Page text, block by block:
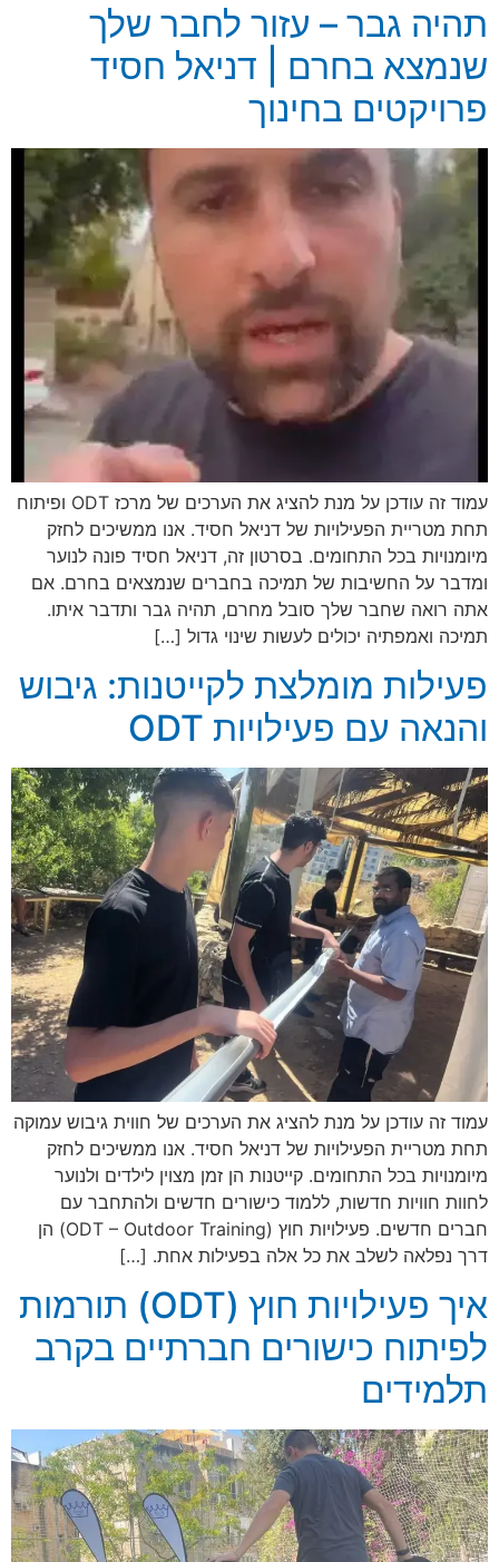
תהיה גבר – עזור לחבר שלך
שנמצא בחרם | דניאל חסיד
פרויקטים בחינוך
עמוד זה עודכן על מנת להציג את הערכים של מרכז ODT ופיתוח
תחת מטריית הפעילויות של דניאל חסיד. אנו ממשיכים לחזק
מיומנויות בכל התחומים. בסרטון זה, דניאל חסיד פונה לנוער
ומדבר על החשיבות של תמיכה בחברים שנמצאים בחרם. אם
אתה רואה שחבר שלך סובל מחרם, תהיה גבר ותדבר איתו.
תמיכה ואמפתיה יכולים לעשות שינוי גדול […]
פעילות מומלצת לקייטנות: גיבוש
והנאה עם פעילויות ODT
עמוד זה עודכן על מנת להציג את הערכים של חווית גיבוש עמוקה
תחת מטריית הפעילויות של דניאל חסיד. אנו ממשיכים לחזק
מיומנויות בכל התחומים. קייטנות הן זמן מצוין לילדים ולנוער
לחוות חוויות חדשות, ללמוד כישורים חדשים ולהתחבר עם
חברים חדשים. פעילויות חוץ (ODT – Outdoor Training) הן
דרך נפלאה לשלב את כל אלה בפעילות אחת. […]
איך פעילויות חוץ (ODT) תורמות
לפיתוח כישורים חברתיים בקרב
תלמידים